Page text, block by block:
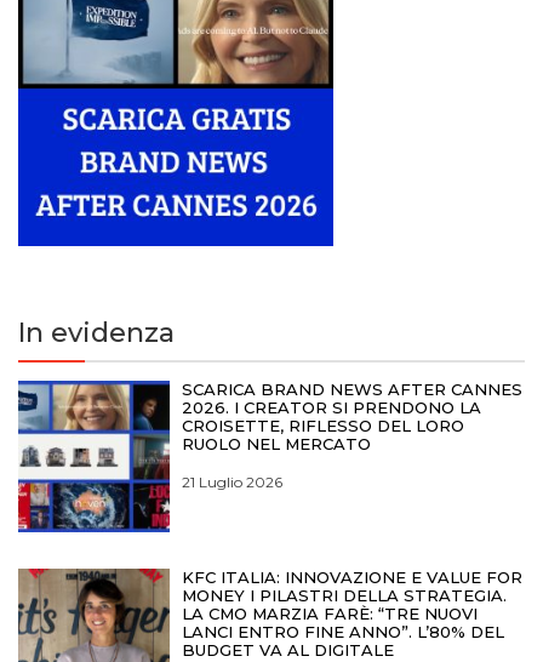
In evidenza
SCARICA BRAND NEWS AFTER CANNES
2026. I CREATOR SI PRENDONO LA
CROISETTE, RIFLESSO DEL LORO
RUOLO NEL MERCATO
21 Luglio 2026
KFC ITALIA: INNOVAZIONE E VALUE FOR
MONEY I PILASTRI DELLA STRATEGIA.
LA CMO MARZIA FARÈ: “TRE NUOVI
LANCI ENTRO FINE ANNO”. L’80% DEL
BUDGET VA AL DIGITALE